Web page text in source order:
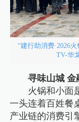
“建行助消费·2026
TV-华
寻味山城 金
火锅和小面
一头连着百姓餐
产业链的消费引